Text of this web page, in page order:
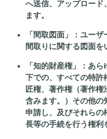
へ送信、アップロード
ます。
「間取図面」
：ユー
間取りに関する図面を
「知的財産権」
：あ
下での、すべての特許
匠権、著作権（著作
含みます。）その他の
申請し、及びそれらの
長等の手続を行う権利